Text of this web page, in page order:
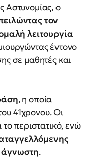
Αστυνομίας, ο
τον
λειτουργία
έντονο
σε μαθητές και
, η οποία
41χρονου. Οι
περιστατικό, ενώ
άγνωστη.